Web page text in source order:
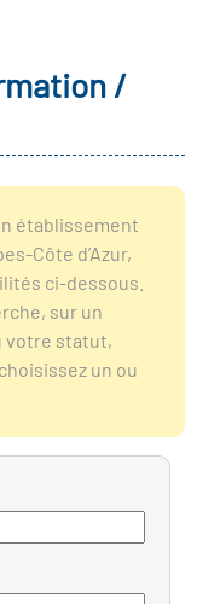
/
établissement
Côte d’Azur,
ci-dessous.
sur un
votre statut,
un ou